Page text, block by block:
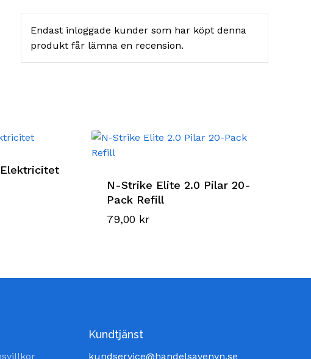
Endast inloggade kunder som har köpt denna
produkt får lämna en recension.
N-Strike Elite 2.0 Pilar 20-
Pack Refill
79,00 kr
Kundtjänst
kundservice@handelsavenyn.se